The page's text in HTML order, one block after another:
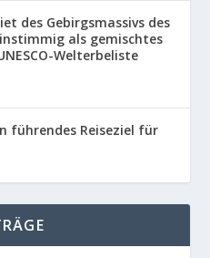
des Gebirgsmassivs des
als gemischtes
Welterbeliste
führendes Reiseziel für